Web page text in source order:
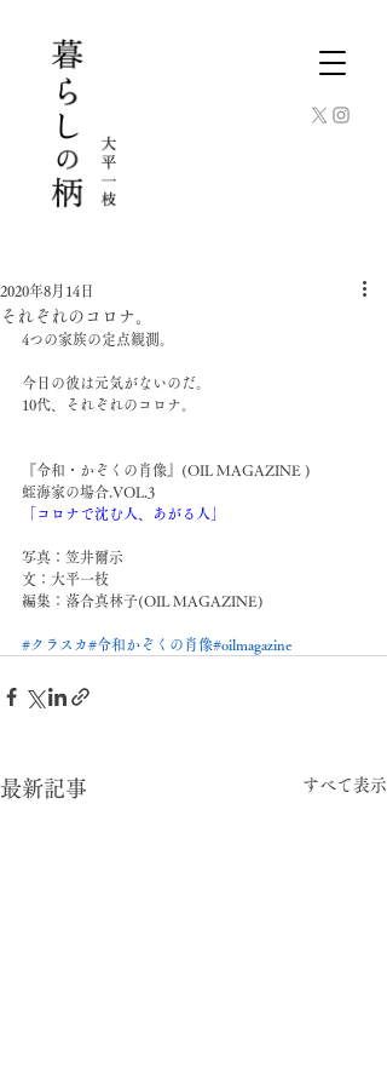
それぞれのコロナ。
2020年8月14日
4つの家族の定点観測。
今日の彼は元気がないのだ。
10代、それぞれのコロナ。
『令和・かぞくの肖像』(OIL MAGAZINE )
蛭海家の場合.VOL.3
「コロナで沈む人、あがる人」
写真：笠井爾示
文：大平一枝
編集：落合真林子(OIL MAGAZINE)
#クラスカ#令和かぞくの肖像#oilmagazine
最新記事 すべて表示